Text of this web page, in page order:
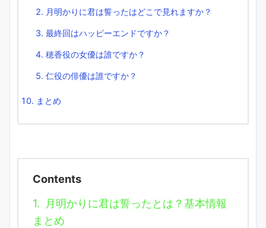
月明かりに君は誓ったはどこで見れますか？
最終回はハッピーエンドですか？
穂香役の女優は誰ですか？
仁役の俳優は誰ですか？
まとめ
Contents
1.
月明かりに君は誓ったとは？基本情報
まとめ